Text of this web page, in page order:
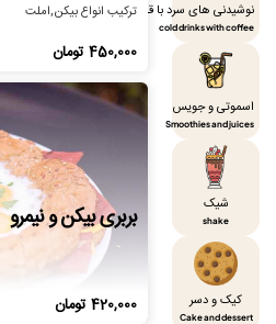
نوشیدنی های سرد با قهوه
cold drinks with coffee
اسموتی و جویس
Smoothies and juices
شیک
shake
کیک و دسر
Cake and dessert
ترکیب انواع بیکن,املت
450,000تومان
بربری بیکن و نیمرو
420,000تومان